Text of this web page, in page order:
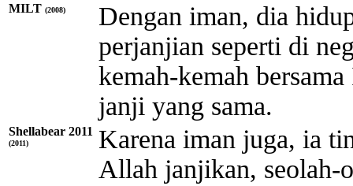
MILT (2008)
Dengan iman, dia
perjanjian seperti di
kemah-kemah
janji yang sama.
Shellabear 2011
(2011)
Karena iman juga, ia
Allah janjikan, seolah-